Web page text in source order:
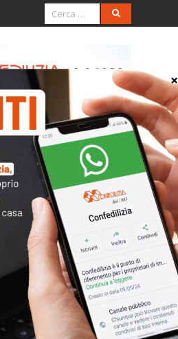
doppia
Cassazione
distanti un solo giorno
Cassazione si sofferma sui
dell’amministratore.
del 15.10.2025 la Corte
di revoca od annullamento
dell’amministratore, e
di una dichiarazione
delibera, lo stesso
continua ad esercitare